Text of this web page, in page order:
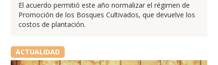
El acuerdo permitió este año normalizar el régimen de
Promoción de los Bosques Cultivados, que devuelve los
costos de plantación.
ACTUALIDAD